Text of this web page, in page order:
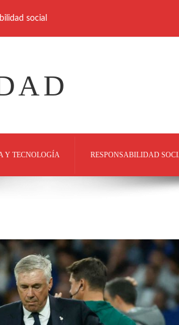
social
Y TECNOLOGÍA RESPONSABILIDAD